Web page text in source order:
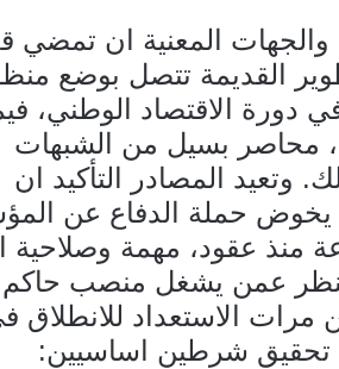
والجهات المعنية ان تمضي
القديمة تتصل بوضع
دورة الاقتصاد الوطني،
محاصر بسيل من الشبهات
وتعيد المصادر التأكيد ان
يخوض حملة الدفاع عن
منذ عقود، مهمة وصلاحية
عمن يشغل منصب حاكم
الاستعداد للانطلاق
تحقيق شرطين اساسيين: